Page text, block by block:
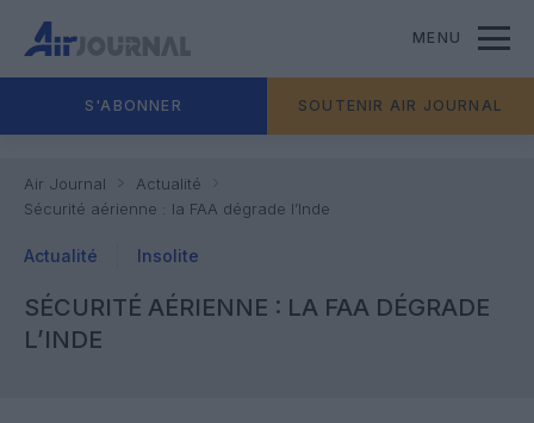
MENU
S'ABONNER SOUTENIR AIR JOURNAL
Air Journal
Actualité
Sécurité aérienne : la FAA dégrade l’Inde
Actualité Insolite
SÉCURITÉ AÉRIENNE : LA FAA DÉGRADE
L’INDE